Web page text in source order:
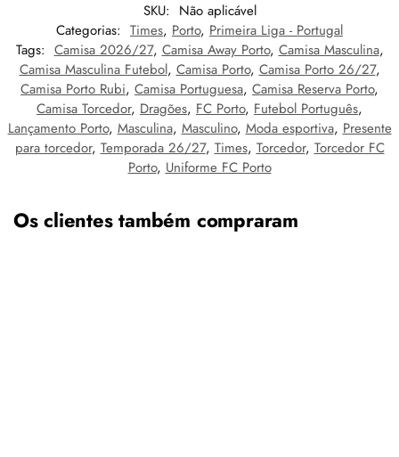
SKU: Não aplicável
Categorias: Times, Porto, Primeira Liga - Portugal
Tags: Camisa 2026/27,Camisa Away Porto,Camisa Masculina,
Camisa Masculina Futebol,Camisa Porto,Camisa Porto 26/27,
Camisa Porto Rubi, Camisa Portuguesa, Camisa Reserva Porto,
Camisa Torcedor, Dragões, FC Porto, Futebol Português,
Lançamento Porto,Masculina,Masculino,Moda esportiva,Presente
para torcedor,Temporada 26/27,Times,Torcedor,Torcedor FC
Porto,Uniforme FC Porto
Os clientes também compraram